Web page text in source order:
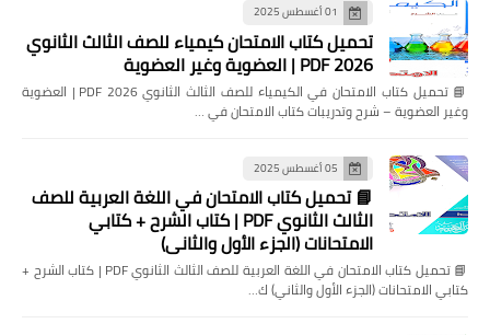
01 أغسطس 2025
تحميل كتاب الامتحان كيمياء للصف الثالث الثانوي
2026 PDF | العضوية وغير العضوية
📘 تحميل كتاب الامتحان في الكيمياء للصف الثالث الثانوي 2026 PDF | العضوية
وغير العضوية – شرح وتدريبات كتاب الامتحان في …
05 أغسطس 2025
📘 تحميل كتاب الامتحان في اللغة العربية للصف
الثالث الثانوي PDF | كتاب الشرح + كتابي
الامتحانات (الجزء الأول والثاني)
📘 تحميل كتاب الامتحان في اللغة العربية للصف الثالث الثانوي PDF | كتاب الشرح +
كتابي الامتحانات (الجزء الأول والثاني) ك…